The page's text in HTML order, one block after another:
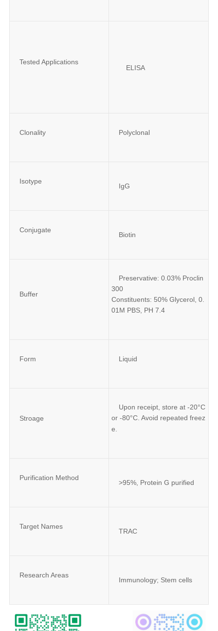
Tested Applications
ELISA
Clonality Polyclonal
Isotype
IgG
Conjugate
Biotin
Buffer
Preservative: 0.03% Proclin
300
Constituents: 50% Glycerol, 0.
01M PBS, PH 7.4
Form Liquid
Stroage
Upon receipt, store at -20°C
or -80°C. Avoid repeated freez
e.
Purification Method
>95%, Protein G purified
Target Names
TRAC
Research Areas
Immunology; Stem cells